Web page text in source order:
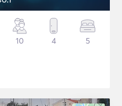
10 4 5